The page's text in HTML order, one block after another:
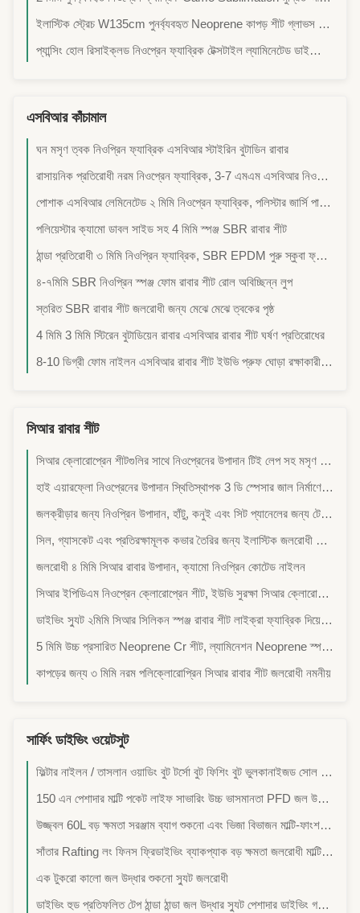
ইলাস্টিক স্ট্রেচ W135cm পুনর্ব্যবহৃত Neoprene কাপড় শীট গ্লাভস জন্য মডেল
প্যান্সিং হোল রিসাইক্লড নিওপ্রেন ফ্যাব্রিক টেক্সটাইল ল্যামিনেটেড ডাইভিং স্যুট ব্যবহার
এসবিআর কাঁচামাল
ঘন মসৃণ ত্বক নিওপ্রিন ফ্যাব্রিক এসবিআর স্টাইরিন বুটাডিন রাবার
রাসায়নিক প্রতিরোধী নরম নিওপ্রেন ফ্যাব্রিক, 3-7 এমএম এসবিআর নিওপ্রেন স্পঞ্জ ফেনা
পোশাক এসবিআর লেমিনেটেড ২ মিমি নিওপ্রেন ফ্যাব্রিক, পলিস্টার জার্সি পাতলা নিওপ্রেন ফ্যাব্রিক
পলিয়েস্টার ক্যামো ডাবল সাইড সহ 4 মিমি স্পঞ্জ SBR রাবার শীট
ঠান্ডা প্রতিরোধী ৩ মিমি নিওপ্রিন ফ্যাব্রিক, SBR EPDM পুরু স্কুবা ফ্যাব্রিক
৪-৭মিমি SBR নিওপ্রিন স্পঞ্জ ফোম রাবার শীট রোল অবিচ্ছিন্ন লুপ
স্তরিত SBR রাবার শীট জলরোধী জন্য মেঝে মেঝে ত্বকের পৃষ্ঠ
4 মিমি 3 মিমি স্টিরেন বুটাডিয়েন রাবার এসবিআর রাবার শীট ঘর্ষণ প্রতিরোধের
8-10 ডিগ্রী ফোম নাইলন এসবিআর রাবার শীট ইউভি প্রুফ ঘোড়া রক্ষাকারী ব্যবহার
সিআর রাবার শীট
সিআর ক্লোরোপ্রেন শীটগুলির সাথে নিওপ্রেনের উপাদান টিই লেপ সহ মসৃণ ত্বক শক্তিশালী টাইটানিয়াম আঠালো জন্য সাঁতারের পোশাক এবং ওয়েটসট আস্তরণের জন্য
হাই এয়ারফ্লো নিওপ্রেনের উপাদান স্থিতিস্থাপক 3 ডি স্পেসার জাল নির্মাণের জন্য পোষা প্রাণী হার্নেস ব্যাকপ্যাক শ্বাস প্রশ্বাসের ক্রীড়া প্যাড
জলক্রীড়ার জন্য নিওপ্রিন উপাদান, হাঁটু, কনুই এবং সিট প্যানেলের জন্য টেকসই গ্রিপ এবং থার্মাল ইনসুলেশন সহ
সিল, গ্যাসকেট এবং প্রতিরক্ষামূলক কভার তৈরির জন্য ইলাস্টিক জলরোধী সিন্থেটিক রাবার নিওপ্রিন উপাদান
জলরোধী ৪ মিমি সিআর রাবার উপাদান, ক্যামো নিওপ্রিন কোটেড নাইলন
সিআর ইপিডিএম নিওপ্রেন ক্লোরোপ্রেন শীট, ইউভি সুরক্ষা সিআর ক্লোরোপ্রেন রাবার
ডাইভিং স্যুট ২মিমি সিআর সিলিকন স্পঞ্জ রাবার শীট লাইক্রা ফ্যাব্রিক দিয়ে স্তরিত
5 মিমি উচ্চ প্রসারিত Neoprene Cr শীট, ল্যামিনেশন Neoprene স্পঞ্জ রাবার
কাপড়ের জন্য ৩ মিমি নরম পলিক্লোরোপ্রিন সিআর রাবার শীট জলরোধী নমনীয়
সার্ফিং ডাইভিং ওয়েটসুট
ফিল্টার নাইলন / তাসলান ওয়াডিং বুট টর্সো বুট ফিশিং বুট ভুলকানাইজড সোল হালকা আরামদায়ক নদীর জন্য জলরোধী
150 এন পেশাদার মাল্টি পকেট লাইফ সাভারিং উচ্চ ভাসমানতা PFD জল উদ্ধার লাইফ জ্যাকেট
উজ্জ্বল 60L বড় ক্ষমতা সরঞ্জাম ব্যাগ শুকনো এবং ভিজা বিভাজন মাল্টি-ফাংশন স্ট্র্যাপ ডাইভিং সরঞ্জাম জন্য জলরোধী ফিনিস মাছধরা সরঞ্জাম সঞ্চয়স্থান
সাঁতার Rafting লং ফিনস ফ্রিডাইভিং ব্যাকপ্যাক বড় ক্ষমতা জলরোধী মাল্টিফাংশনাল স্ট্র্যাপ
এক টুকরো কালো জল উদ্ধার শুকনো স্যুট জলরোধী
ডাইভিং হুড প্রতিফলিত টেপ ঠান্ডা ঠান্ডা জল উদ্ধার স্যুট পেশাদার ডাইভিং গভীর ডাইভিং OEM / ODM কাস্টমাইজড